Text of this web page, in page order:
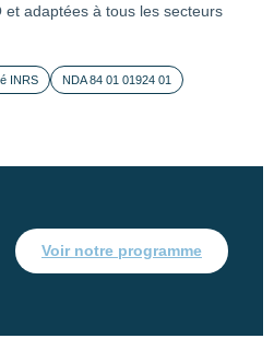
et adaptées à tous les secteurs
INRS NDA 84 01 01924 01
Voir notre programme